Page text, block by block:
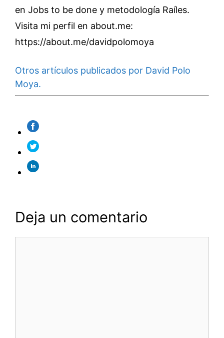
en Jobs to be done y metodología Raíles.
Visita mi perfil en about.me:
https://about.me/davidpolomoya
Otros artículos publicados por David Polo
Moya.
Deja un comentario